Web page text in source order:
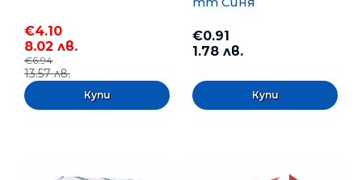
€4.10
8.02 лв.
€6.94
13.57 лв.
€0.91
1.78 лв.